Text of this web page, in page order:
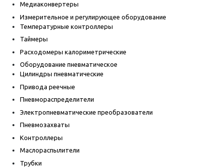
Медиаконвертеры
Измерительное и регулирующее оборудование
Температурные контроллеры
Таймеры
Расходомеры калориметрические
Оборудование пневматическое
Цилиндры пневматические
Привода реечные
Пневмораспределители
Электропневматические преобразователи
Пневмозахваты
Контроллеры
Маслораспылители
Трубки